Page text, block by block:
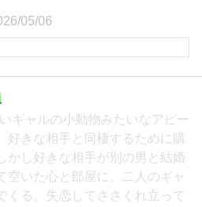
05/06
ギャルの小動物みたいなアピー
好きな相手と同棲するために購
かし好きな相手が別の男と結婚
空いた心と部屋に、二人のギャ
くる。失恋してささくれ立って